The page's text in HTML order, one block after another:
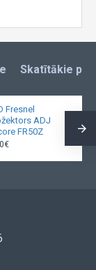
Skatītākie
Fresnel
ADJ
FR50Z